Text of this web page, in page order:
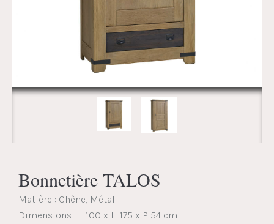
Bonnetière TALOS
Matière : Chêne, Métal
Dimensions : L 100 x H 175 x P 54 cm